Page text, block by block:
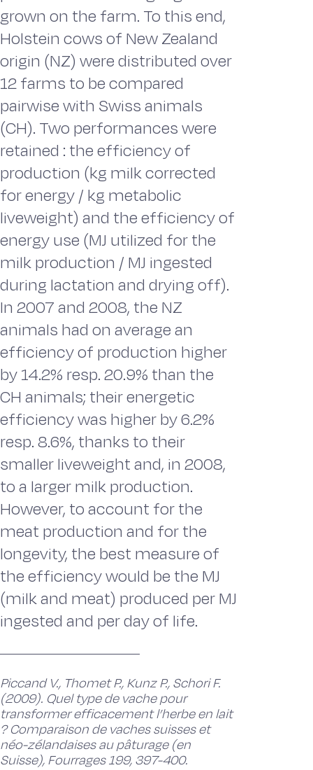
grown on the farm. To this end,
Holstein cows of New Zealand
origin (NZ) were distributed over
12 farms to be compared
pairwise with Swiss animals
(CH). Two performances were
retained : the efficiency of
production (kg milk corrected
for energy / kg metabolic
liveweight) and the efficiency of
energy use (MJ utilized for the
milk production / MJ ingested
during lactation and drying off).
In 2007 and 2008, the NZ
animals had on average an
efficiency of production higher
by 14.2% resp. 20.9% than the
CH animals; their energetic
efficiency was higher by 6.2%
resp. 8.6%, thanks to their
smaller liveweight and, in 2008,
to a larger milk production.
However, to account for the
meat production and for the
longevity, the best measure of
the efficiency would be the MJ
(milk and meat) produced per MJ
ingested and per day of life.
Piccand V., Thomet P., Kunz P., Schori F.
(2009). Quel type de vache pour
transformer efficacement l’herbe en lait
? Comparaison de vaches suisses et
néo-zélandaises au pâturage (en
Suisse), Fourrages 199, 397-400.